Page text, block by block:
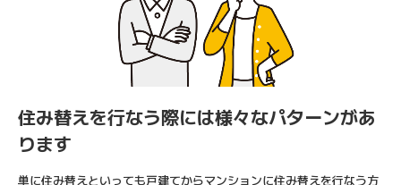
住み替えを行なう際には様々なパターンがあ
ります
単に住み替えといっても戸建てからマンションに住み替えを行なう方